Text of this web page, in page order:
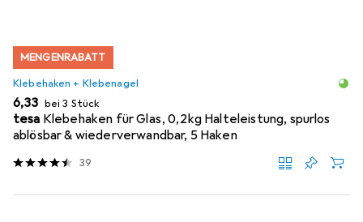
MENGENRABATT
Klebehaken + Klebenagel
EUR
6,33 bei 3 Stück
tesa Klebehaken für Glas, 0,2kg Halteleistung, spurlos
ablösbar & wiederverwandbar, 5 Haken
39